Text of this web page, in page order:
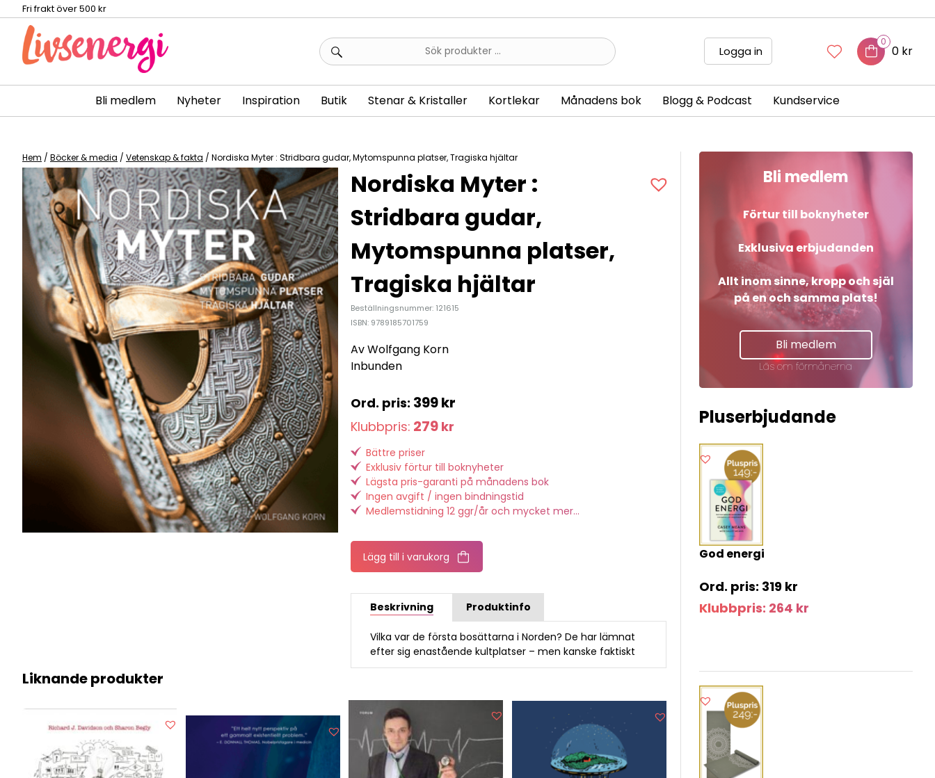
content
Fri frakt över 500 kr
Sök
efter:
Logga in
0
0 kr
Bli medlem Nyheter Inspiration Butik Stenar & Kristaller Kortlekar Månadens bok Blogg & Podcast Kundservice
Hem / Böcker & media / Vetenskap & fakta / Nordiska Myter : Stridbara gudar, Mytomspunna platser, Tragiska hjältar
Nordiska Myter :
Stridbara gudar,
Mytomspunna platser,
Tragiska hjältar
Beställningsnummer: 121615
ISBN: 9789185701759
Av Wolfgang Korn
Inbunden
399kr
Klubbpris: 279 kr
Bättre priser
Exklusiv förtur till boknyheter
Lägsta pris-garanti på månadens bok
Ingen avgift / ingen bindningstid
Medlemstidning 12 ggr/år och mycket mer...
Lägg till i varukorg
Beskrivning Produktinfo
Vilka var de första bosättarna i Norden? De har lämnat
efter sig enastående kultplatser – men kanske faktiskt
Liknande produkter
Bli medlem
Förtur till boknyheter
Exklusiva erbjudanden
Allt inom sinne, kropp och själ
på en och samma plats!
Bli medlem
Läs om förmånerna
Pluserbjudande
God energi
319 kr
Klubbpris: 264 kr